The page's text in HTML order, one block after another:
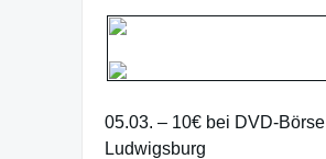
05.03. – 10€ bei DVD-Börse
Ludwigsburg